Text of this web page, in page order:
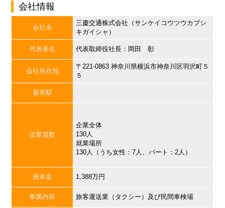
会社情報
会社名
三慶交通株式会社（サンケイコウツウカブシ
キガイシャ）
代表者名 代表取締役社長：岡田 彰
会社所在地
〒221-0863 神奈川県横浜市神奈川区羽沢町５
５
最寄駅
従業員数
企業全体
130人
就業場所
130人（うち女性：7人、パート：2人）
資本金 1,388万円
事業内容 旅客運送業（タクシー）及び民間車検場